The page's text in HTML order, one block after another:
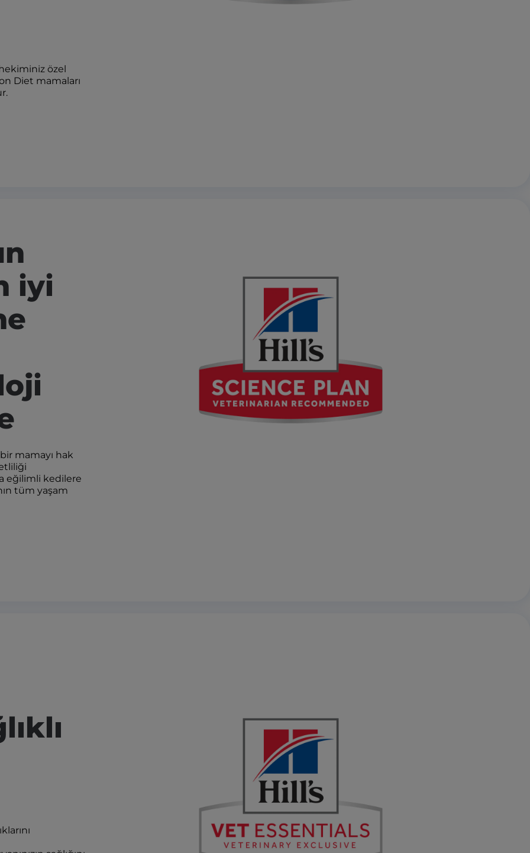
özel
Diet mamaları
iyi
mamayı hak
eğilimli kedilere
tüm yaşam